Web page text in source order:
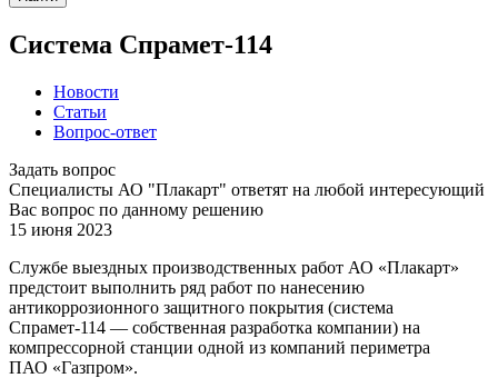
Система Спрамет-114
Новости
Статьи
Вопрос-ответ
Задать вопрос
Специалисты АО "Плакарт" ответят на любой интересующий
Вас вопрос по данному решению
15 июня 2023
Службе выездных производственных работ АО «Плакарт»
предстоит выполнить ряд работ по нанесению
антикоррозионного защитного покрытия (система
Спрамет-114 — собственная разработка компании) на
компрессорной станции одной из компаний периметра
ПАО «Газпром».